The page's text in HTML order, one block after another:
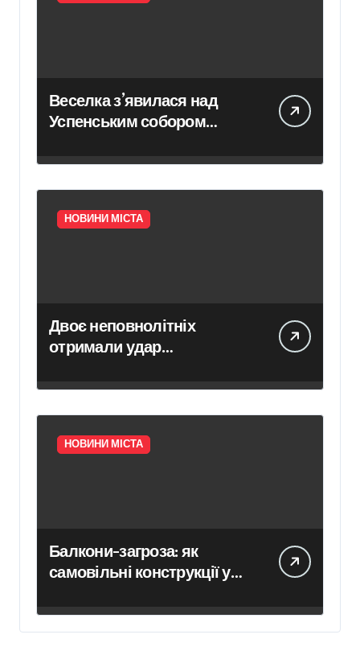
Веселка з’явилася над
Успенським собором
НОВИНИ МІСТА
Двоє неповнолітніх
отримали удар
залізничних коліях у
Броварах
НОВИНИ МІСТА
Балкони-загроза: як
самовільні конструкції у
будинків і ставлять під
ризик сусідів